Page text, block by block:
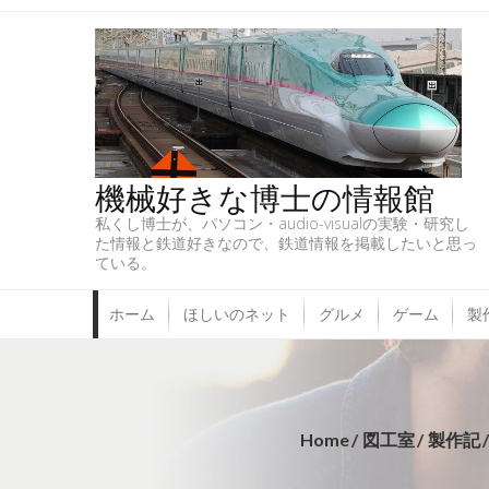
機械好きな博士の情報館
私くし博士が、パソコン・audio-visualの実験・研究し
た情報と鉄道好きなので、鉄道情報を掲載したいと思っ
ている。
ホーム ほしいのネット グルメ ゲーム 製
Home 図工室 製作記